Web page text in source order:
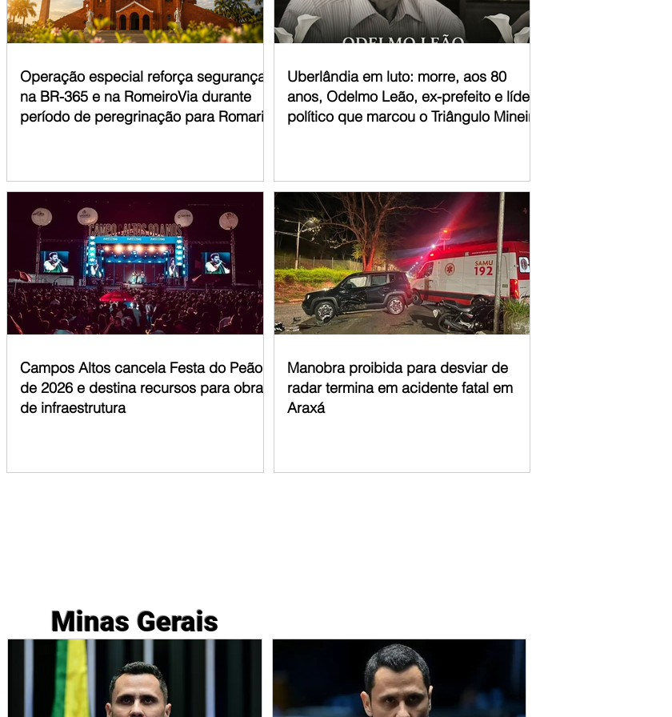
Operação especial reforça segurança
na BR-365 e na RomeiroVia durante
período de peregrinação para Romaria
Uberlândia em luto: morre, aos 80
anos, Odelmo Leão, ex-prefeito e líder
político que marcou o Triângulo Mineiro
Campos Altos cancela Festa do Peão
de 2026 e destina recursos para obras
de infraestrutura
Manobra proibida para desviar de
radar termina em acidente fatal em
Araxá
Minas Gerais